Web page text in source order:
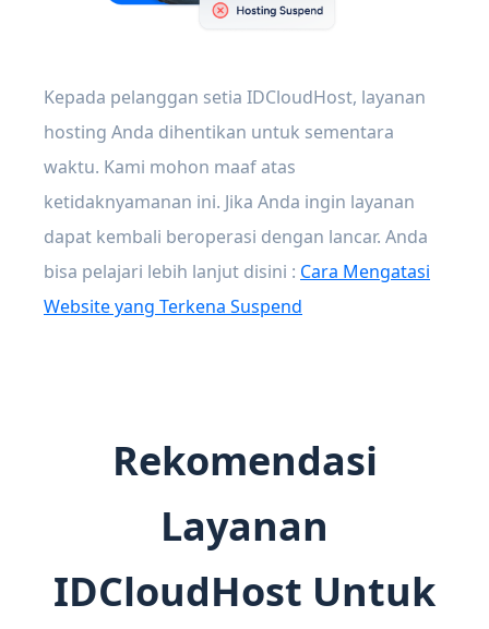
Kepada pelanggan setia IDCloudHost, layanan
hosting Anda dihentikan untuk sementara
waktu. Kami mohon maaf atas
ketidaknyamanan ini. Jika Anda ingin layanan
dapat kembali beroperasi dengan lancar. Anda
bisa pelajari lebih lanjut disini : Cara Mengatasi
Website yang Terkena Suspend
Rekomendasi
Layanan
IDCloudHost Untuk